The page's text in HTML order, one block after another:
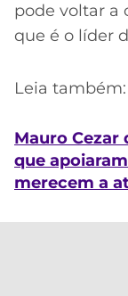
pode voltar a
que é o líder
Leia também:
Mauro Cezar
que
merecem a